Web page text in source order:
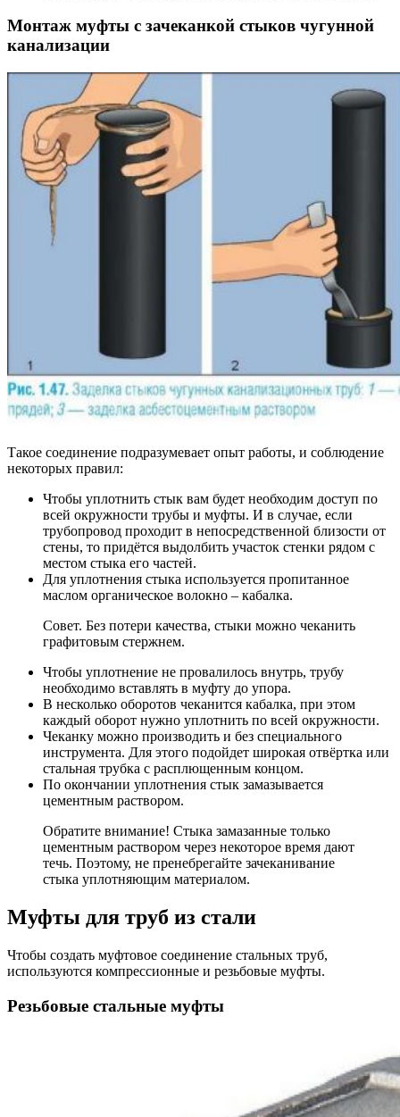
Монтаж муфты с зачеканкой стыков чугунной
канализации
Такое соединение подразумевает опыт работы, и соблюдение
некоторых правил:
Чтобы уплотнить стык вам будет необходим доступ по
всей окружности трубы и муфты. И в случае, если
трубопровод проходит в непосредственной близости от
стены, то придётся выдолбить участок стенки рядом с
местом стыка его частей.
Для уплотнения стыка используется пропитанное
маслом органическое волокно – кабалка.
Совет. Без потери качества, стыки можно чеканить
графитовым стержнем.
Чтобы уплотнение не провалилось внутрь, трубу
необходимо вставлять в муфту до упора.
В несколько оборотов чеканится кабалка, при этом
каждый оборот нужно уплотнить по всей окружности.
Чеканку можно производить и без специального
инструмента. Для этого подойдет широкая отвёртка или
стальная трубка с расплющенным концом.
По окончании уплотнения стык замазывается
цементным раствором.
Обратите внимание! Стыка замазанные только
цементным раствором через некоторое время дают
течь. Поэтому, не пренебрегайте зачеканивание
стыка уплотняющим материалом.
Муфты для труб из стали
Чтобы создать муфтовое соединение стальных труб,
используются компрессионные и резьбовые муфты.
Резьбовые стальные муфты